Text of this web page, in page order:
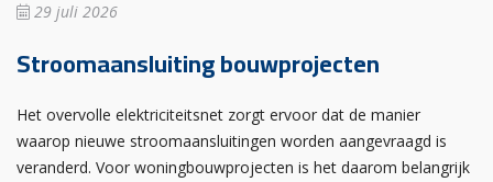
29 juli 2026
Stroomaansluiting bouwprojecten
Het overvolle elektriciteitsnet zorgt ervoor dat de manier
waarop nieuwe stroomaansluitingen worden aangevraagd is
veranderd. Voor woningbouwprojecten is het daarom belangrijk